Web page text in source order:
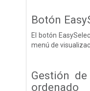
Botón
El botón
menú de
Gestión
ordenado